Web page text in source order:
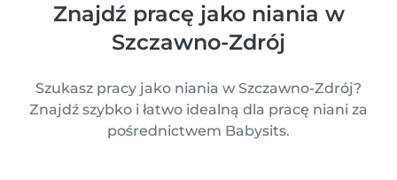
Znajdź pracę jako niania w
Szczawno-Zdrój
Szukasz pracy jako niania w Szczawno-Zdrój?
Znajdź szybko i łatwo idealną dla pracę niani za
pośrednictwem Babysits.